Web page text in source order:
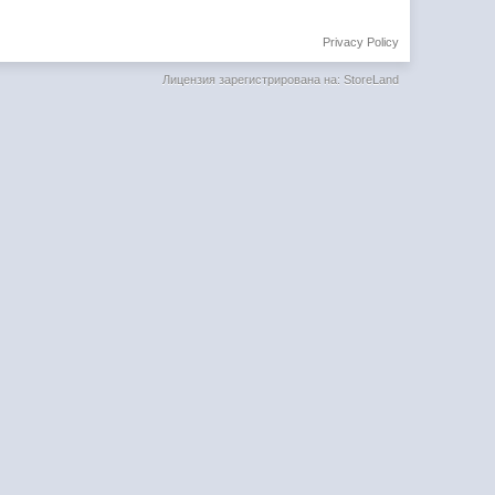
Privacy Policy
Лицензия зарегистрирована на: StoreLand